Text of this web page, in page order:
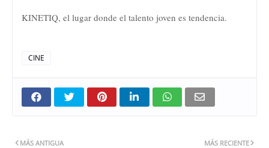
KINETIQ, el lugar donde el talento joven es tendencia.
CINE
MÁS RECIENTE
MÁS ANTIGUA